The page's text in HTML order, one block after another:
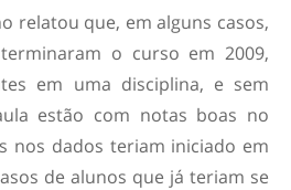
relatou que, em alguns casos,
o curso em 2009,
em uma disciplina, e sem
estão com notas boas no
nos dados teriam iniciado em
de alunos que já teriam se